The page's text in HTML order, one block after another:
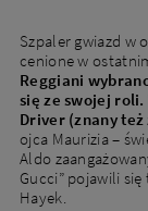
Szpaler gwiazd w
cenione w
Reggiani
się ze swojej roli.
Driver (znany
ojca Maurizia –
Aldo
Gucci” pojawili
Hayek.